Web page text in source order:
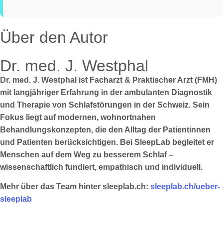
Über den Autor
Dr. med. J. Westphal
Dr. med. J. Westphal ist Facharzt & Praktischer Arzt (FMH)
mit langjähriger Erfahrung in der ambulanten Diagnostik
und Therapie von Schlafstörungen in der Schweiz. Sein
Fokus liegt auf modernen, wohnortnahen
Behandlungskonzepten, die den Alltag der Patientinnen
und Patienten berücksichtigen. Bei SleepLab begleitet er
Menschen auf dem Weg zu besserem Schlaf –
wissenschaftlich fundiert, empathisch und individuell.
Mehr über das Team hinter sleeplab.ch: sleeplab.ch/ueber-
sleeplab